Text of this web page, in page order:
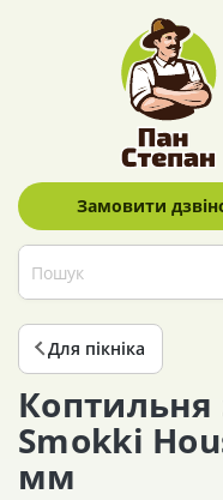
Замовити
Для пікніка
Коптильня
Smokki
мм